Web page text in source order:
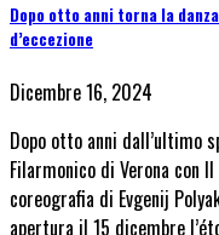
Dopo otto anni torna la
d’eccezione
Dicembre 16, 2024
Dopo otto anni dall’ultimo
Filarmonico di Verona con
coreografia di Evgenij
apertura il 15 dicembre